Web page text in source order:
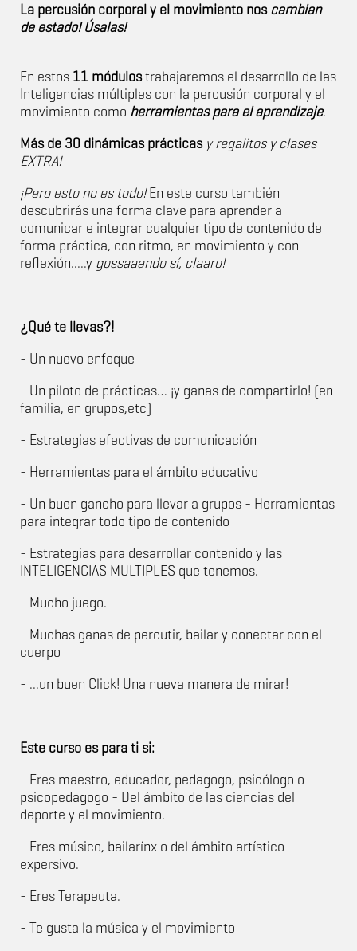
La percusión corporal y el movimiento noscambian
de estado! Úsalas!
En estos 11 módulostrabajaremos el desarrollo de las
Inteligencias múltiples con la percusión corporal y el
movimiento como herramientas para el aprendizaje.
Más de 30 dinámicas prácticasy regalitos y clases
EXTRA!
¡Pero esto no es todo!En este curso también
descubrirás una forma clave para aprender a
comunicar e integrar cualquier tipo de contenido de
forma práctica, con ritmo, en movimiento y con
reflexión.....y gossaaando sí, claaro!
¿Qué te llevas?!
- Un nuevo enfoque
- Un piloto de prácticas… ¡y ganas de compartirlo! (en
familia, en grupos,etc)
- Estrategias efectivas de comunicación
- Herramientas para el ámbito educativo
- Un buen gancho para llevar a grupos - Herramientas
para integrar todo tipo de contenido
- Estrategias para desarrollar contenido y las
INTELIGENCIAS MULTIPLES que tenemos.
- Mucho juego.
- Muchas ganas de percutir, bailar y conectar con el
cuerpo
- ...un buen Click! Una nueva manera de mirar!
Este curso es para ti si:
- Eres maestro, educador, pedagogo, psicólogo o
psicopedagogo - Del ámbito de las ciencias del
deporte y el movimiento.
- Eres músico, bailarínx o del ámbito artístico-
expersivo.
- Eres Terapeuta.
- Te gusta la música y el movimiento